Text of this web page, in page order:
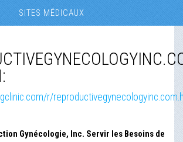
r/
Gynécologie, Inc. Servir les Besoins de
SITES MÉDICAUX